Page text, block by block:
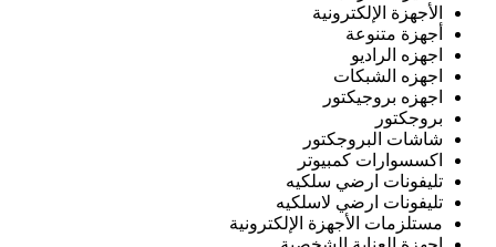
الأجهزة الإلكترونية
أجهزة متنوعة
اجهزه الراديو
اجهزه الشبكات
اجهزه بروجيكتور
بروجكتور
شاشات البروجكتور
اكسسوارات كمبيوتر
تليفونات ارضي سلكيه
تليفونات ارضي لاسلكيه
مستلزمات الأجهزة الإلكترونية